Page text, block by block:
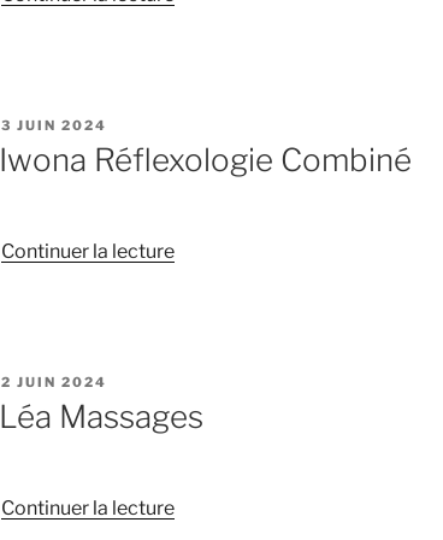
PUBLIÉ
LE
3 JUIN 2024
Iwona Réflexologie Combiné
Continuer la lecturede
PUBLIÉ
LE
2 JUIN 2024
Léa Massages
Continuer la lecturede